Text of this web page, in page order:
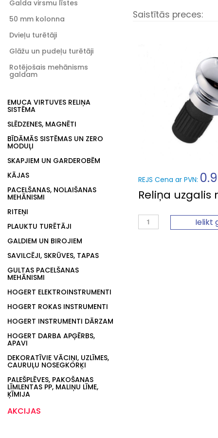
Galda virsmu līstes
50 mm kolonna
Dvieļu turētāji
Glāžu un pudeļu turētāji
Rotējošais mehānisms
galdam
EMUCA VIRTUVES RELIŅA
SISTĒMA
SLĒDZENES, MAGNĒTI
BĪDĀMĀS SISTĒMAS UN ZERO
MODUĻI
SKAPJIEM UN GARDEROBĒM
KĀJAS
PACELŠANAS, NOLAIŠANAS
MEHĀNISMI
RITEŅI
PLAUKTU TURĒTĀJI
GALDIEM UN BIROJIEM
SAVILCĒJI, SKRŪVES, TAPAS
GULTAS PACELŠANAS
MEHĀNISMI
HOGERT ELEKTROINSTRUMENTI
HOGERT ROKAS INSTRUMENTI
HOGERT INSTRUMENTI DĀRZAM
HOGERT DARBA APĢĒRBS,
APAVI
DEKORATĪVIE VĀCIŅI, UZLĪMES,
CAURUĻU NOSEGKORĶI
PALEŠPLĒVES, PAKOŠANAS
LĪMLENTAS PP, MALIŅU LĪME,
ĶĪMIJA
AKCIJAS
Saistītās preces:
REJS Cena ar PVN:
Reliņa uzgalis
Ielikt